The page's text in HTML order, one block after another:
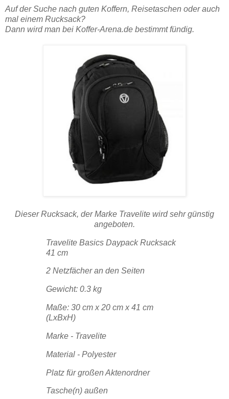
Auf der Suche nach guten Koffern, Reisetaschen oder auch
mal einem Rucksack?
Dann wird man bei Koffer-Arena.de bestimmt fündig.
Dieser Rucksack, der Marke Travelite wird sehr günstig
angeboten.
Travelite Basics Daypack Rucksack
41 cm
2 Netzfächer an den Seiten
Gewicht: 0.3 kg
Maße: 30 cm x 20 cm x 41 cm
(LxBxH)
Marke - Travelite
Material - Polyester
Platz für großen Aktenordner
Tasche(n) außen